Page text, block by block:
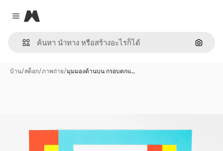
Close menu
Magnific
ค้นหา
บ้าน/สต็อก/ภาพถ่าย/มุมมองด้านบน กรอบตกแ…